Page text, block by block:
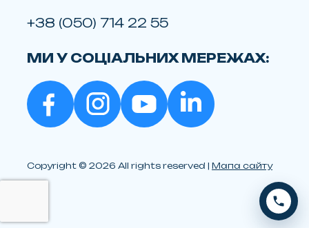
+38 (050) 714 22 55
МИ У СОЦІАЛЬНИХ МЕРЕЖАХ:
Copyright © 2026 All rights reserved | Мапа сайту